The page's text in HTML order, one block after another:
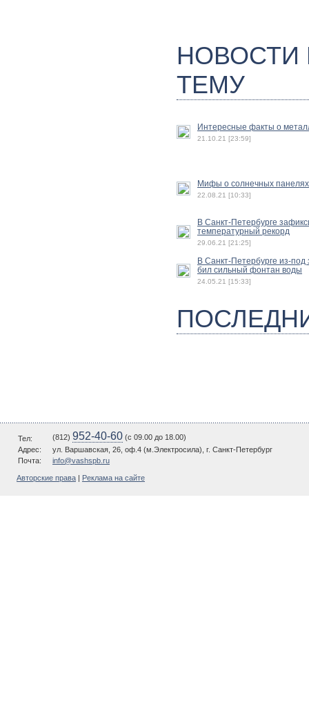
ТЕМУ
Интересные факты о
21.10.21 [23:59]
Мифы о солнечных панелях
22.08.21 [10:33]
В Санкт-Петербурге
температурный рекорд
29.06.21 [21:25]
В Санкт-Петербурге из-под
бил сильный фонтан воды
24.05.21 [15:33]
Тел: (812) 952-40-60 (c 09.00 до 18.00)
Адрес:
ул. Варшавская, 26, оф.4 (м.Электросила), г. Санкт-Петербург
Почта:
info@vashspb.ru
Авторские права Реклама на сайте